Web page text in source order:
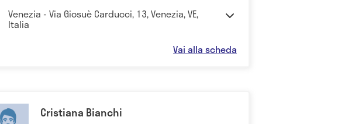
Venezia - Via Giosuè Carducci, 13, Venezia, VE,
Italia
Vai alla scheda
Cristiana Bianchi